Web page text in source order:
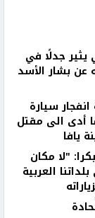
جدلًا في
عن بشار الأسد
سيارة
أدى الى مقتل
يافا
"لا مكان
العربية